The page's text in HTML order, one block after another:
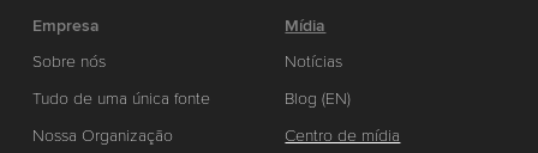
Empresa
Sobre nós
Tudo de uma única fonte
Nossa Organização
Mídia
Notícias
Blog (EN)
Centro de mídia